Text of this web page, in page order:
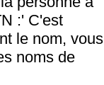
:' C'est
le nom, vous
noms de